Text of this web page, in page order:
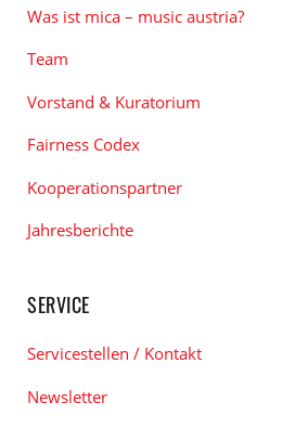
Was ist mica – music austria?
Team
Vorstand & Kuratorium
Fairness Codex
Kooperationspartner
Jahresberichte
SERVICE
Servicestellen / Kontakt
Newsletter